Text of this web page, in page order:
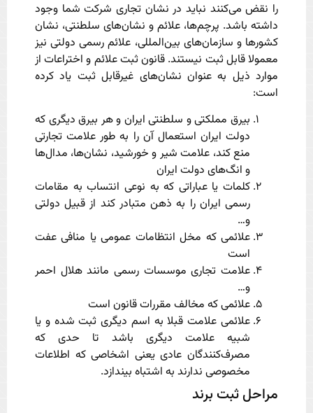
را نقض می‌کنند نباید در نشان تجاری شرکت شما وجود
داشته باشد. پرچم‌ها، علائم و نشان‌های سلطنتی، نشان
کشورها و سازمان‌های بین‌المللی، علائم رسمی دولتی نیز
معمولا قابل ثبت نیستند. قانون ثبت علائم و اختراعات از
موارد ذیل به عنوان نشان‌های غیرقابل ثبت یاد کرده
است:
بیرق مملکتی و سلطنتی ایران و هر بیرق دیگری که
دولت ایران استعمال آن را به طور علامت تجارتی
منع کند، علامت شیر و خورشید، نشان‌ها، مدال‌ها
و انگ‌های دولت ایران
کلمات یا عباراتی که به نوعی انتساب به مقامات
رسمی ایران را به ذهن متبادر کند از قبیل دولتی
و…
علائمی که مخل انتظامات عمومی یا منافی عفت
است
علامت تجاری موسسات رسمی مانند هلال احمر
و…
علائمی که مخالف مقررات قانون است
علائمی علامت قبلا به اسم دیگری ثبت شده و یا
شبیه علامت دیگری باشد تا حدی که
مصرف‌کنندگان عادی یعنی اشخاصی که اطلاعات
مخصوصی ندارند به اشتباه بیندازد.
مراحل ثبت برند